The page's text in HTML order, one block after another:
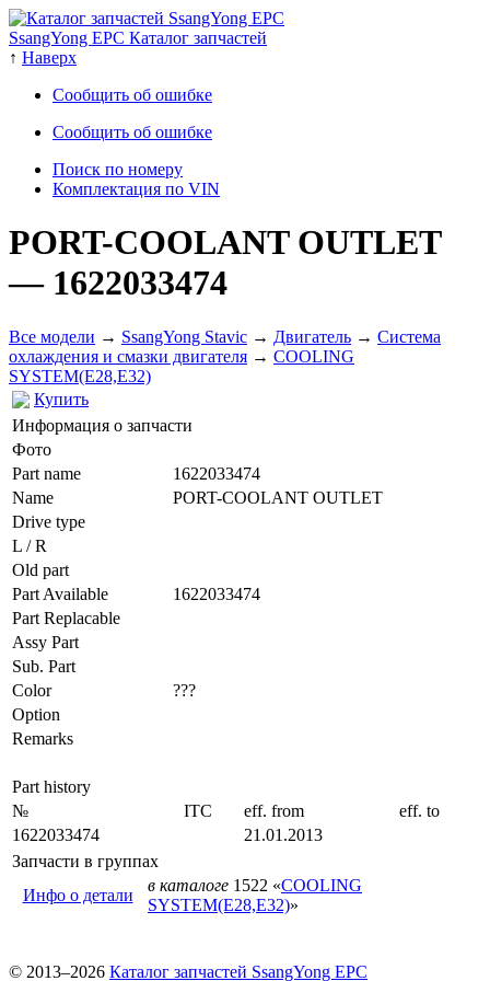
SsangYong EPC Каталог запчастей
↑ Наверх
Сообщить об ошибке
Сообщить об ошибке
Поиск по номеру
Комплектация по VIN
PORT-COOLANT OUTLET
— 1622033474
Все модели → SsangYong Stavic → Двигатель → Система
охлаждения и смазки двигателя → COOLING
SYSTEM(E28,E32)
Купить
Информация о запчасти
Фото
Part name
1622033474
Name
PORT-COOLANT OUTLET
Drive type
L / R
Old part
Part Available
1622033474
Part Replacable
Assy Part
Sub. Part
Color
???
Option
Remarks
Part history
№
ITC eff. from
eff. to
1622033474
21.01.2013
Запчасти в группах
Инфо о детали
в каталоге 1522 «COOLING
SYSTEM(E28,E32)»
© 2013–2026 Каталог запчастей SsangYong EPC